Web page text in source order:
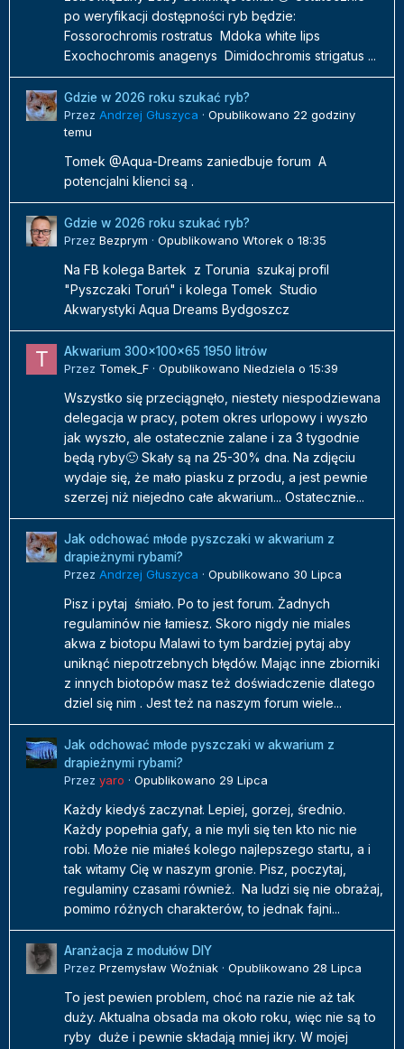
po weryfikacji dostępności ryb będzie:
Fossorochromis rostratus Mdoka white lips
Exochochromis anagenys Dimidochromis strigatus ...
Gdzie w 2026 roku szukać ryb?
Przez Andrzej Głuszyca · Opublikowano 22 godziny
temu
Tomek @Aqua-Dreams zaniedbuje forum A
potencjalni klienci są .
Gdzie w 2026 roku szukać ryb?
Przez Bezprym · Opublikowano Wtorek o 18:35
Na FB kolega Bartek z Torunia szukaj profil
"Pyszczaki Toruń" i kolega Tomek Studio
Akwarystyki Aqua Dreams Bydgoszcz
Akwarium 300x100x65 1950 litrów
Przez Tomek_F · Opublikowano Niedziela o 15:39
Wszystko się przeciągnęło, niestety niespodziewana
delegacja w pracy, potem okres urlopowy i wyszło
jak wyszło, ale ostatecznie zalane i za 3 tygodnie
będą ryby🙂 Skały są na 25-30% dna. Na zdjęciu
wydaje się, że mało piasku z przodu, a jest pewnie
szerzej niż niejedno całe akwarium... Ostatecznie...
Jak odchować młode pyszczaki w akwarium z
drapieżnymi rybami?
Przez Andrzej Głuszyca · Opublikowano 30 Lipca
Pisz i pytaj śmiało. Po to jest forum. Żadnych
regulaminów nie łamiesz. Skoro nigdy nie miales
akwa z biotopu Malawi to tym bardziej pytaj aby
uniknąć niepotrzebnych błędów. Mając inne zbiorniki
z innych biotopów masz też doświadczenie dlatego
dziel się nim . Jest też na naszym forum wiele...
Jak odchować młode pyszczaki w akwarium z
drapieżnymi rybami?
Przez yaro · Opublikowano 29 Lipca
Każdy kiedyś zaczynał. Lepiej, gorzej, średnio.
Każdy popełnia gafy, a nie myli się ten kto nic nie
robi. Może nie miałeś kolego najlepszego startu, a i
tak witamy Cię w naszym gronie. Pisz, poczytaj,
regulaminy czasami również. Na ludzi się nie obrażaj,
pomimo różnych charakterów, to jednak fajni...
Aranżacja z modułów DIY
Przez Przemysław Woźniak · Opublikowano 28 Lipca
To jest pewien problem, choć na razie nie aż tak
duży. Aktualna obsada ma około roku, więc nie są to
ryby duże i pewnie składają mniej ikry. W mojej